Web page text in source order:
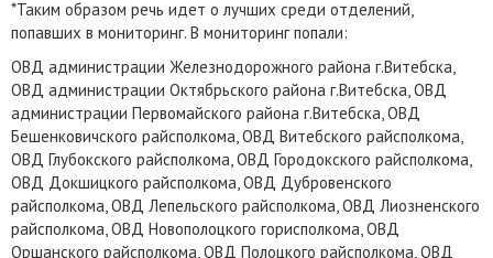
*Таким образом речь идет о лучших среди отделений,
попавших в мониторинг. В мониторинг попали:
ОВД администрации Железнодорожного района г.Витебска,
ОВД администрации Октябрьского района г.Витебска, ОВД
администрации Первомайского района г.Витебска, ОВД
Бешенковичского райсполкома, ОВД Витебского райсполкома,
ОВД Глубокского райсполкома, ОВД Городокского райсполкома,
ОВД Докшицкого райсполкома, ОВД Дубровенского
райсполкома, ОВД Лепельского райсполкома, ОВД Лиозненского
райсполкома, ОВД Новополоцкого горисполкома, ОВД
Оршанского райсполкома, ОВД Полоцкого райсполкома, ОВД